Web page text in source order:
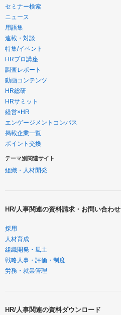
セミナー検索
ニュース
用語集
連載・対談
特集/イベント
HRプロ講座
調査レポート
動画コンテンツ
HR総研
HRサミット
経営×HR
エンゲージメントコンパス
掲載企業一覧
ポイント交換
テーマ別関連サイト
組織・人材開発
HR/人事関連の資料請求・お問い合わせ
採用
人材育成
組織開発・風土
戦略人事・評価・制度
労務・就業管理
HR/人事関連の資料ダウンロード